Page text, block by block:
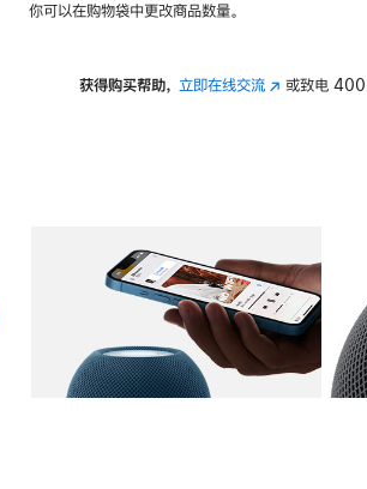
你可以在购物袋中更改商品数量。
获得购买帮助， 立即在线交流(在 或致电
图库 图像 4